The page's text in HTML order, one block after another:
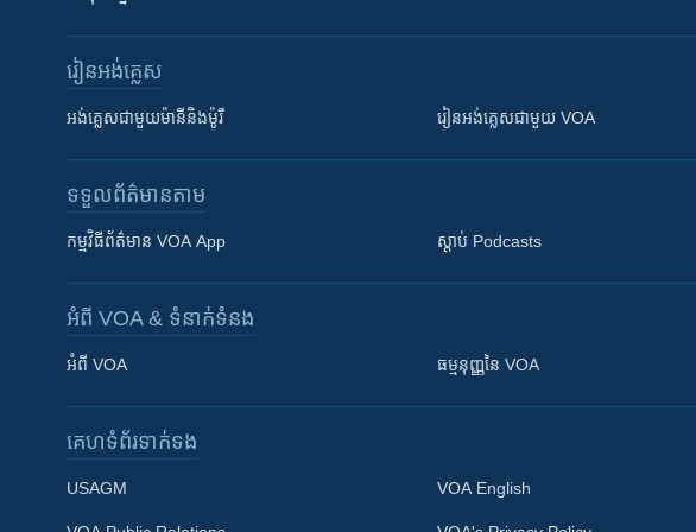
រៀន​​អង់គ្លេស
អង់គ្លេស​ជាមួយ​ម៉ានី​និង​ម៉ូរី រៀន​​​​​​អង់គ្លេស​​ជាមួយ VOA
ទទួល​ព័ត៌មាន​តាម
កម្មវិធី​ព័ត៌មាន VOA App ស្តាប់ Podcasts
អំពី​ VOA & ទំនាក់ទំនង
អំពី​ VOA ធម្មនុញ្ញ​នៃ VOA
គេហទំព័រ​​ទាក់ទង
USAGM VOA English